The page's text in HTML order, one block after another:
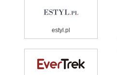
estyl.pl